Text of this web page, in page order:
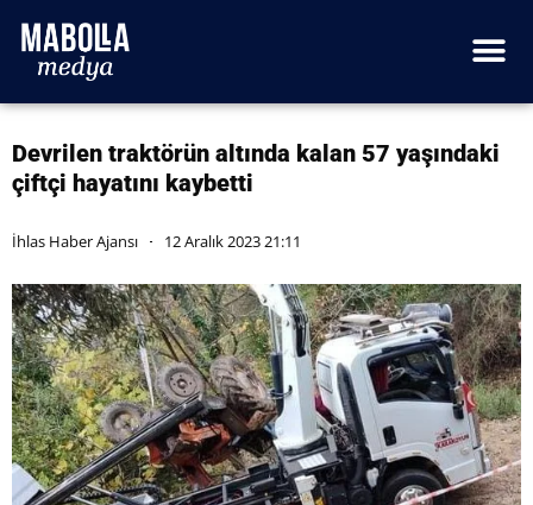
Devrilen traktörün altında kalan 57 yaşındaki
çiftçi hayatını kaybetti
İhlas Haber Ajansı 12 Aralık 2023 21:11